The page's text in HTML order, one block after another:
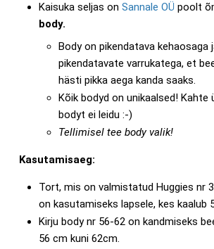
Kaisuka seljas on Sannale OÜ poolt
body.
Body on pikendatava kehaosaga
pikendatavate varrukatega, et
hästi pikka aega kanda saaks.
Kõik bodyd on unikaalsed! Kahte
bodyt ei leidu :-)
Tellimisel tee body valik!
Kasutamisaeg:
Tort, mis on valmistatud Huggies nr
on kasutamiseks lapsele, kes kaalub
Kirju body nr 56-62 on kandmiseks
56 cm kuni 62cm.